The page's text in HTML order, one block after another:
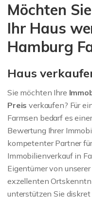
Farmsen
Möchten
Ihr Haus
Hamburg
Haus
Sie möchten Ihre
Preis verkaufen? Für
Farmsen bedarf es
Bewertung Ihrer
kompetenter Partner
Immobilienverkauf in
Eigentümer von
exzellenten
unterstützen Sie